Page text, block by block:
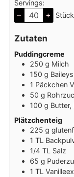
Servings:
– + Stück
Zutaten
Puddingcreme
250 g Milch
150 g Baileys
1 Päckchen
50 g
100 g Butter,
Plätzchenteig
225 g
1 TL
1/4 TL Salz
65 g
1 TL